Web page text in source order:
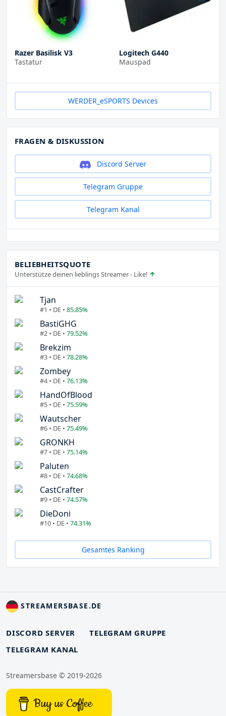
Razer Basilisk V3
Tastatur
Logitech G440
Mauspad
WERDER_eSPORTS Devices
FRAGEN & DISKUSSION
Discord Server
Telegram Gruppe
Telegram Kanal
BELIEBHEITSQUOTE
Unterstütze deinen lieblings Streamer - Like!
Tjan
#1 • DE • 85.85%
BastiGHG
#2 • DE • 79.52%
Brekzim
#3 • DE • 78.28%
Zombey
#4 • DE • 76.13%
HandOfBlood
#5 • DE • 75.59%
Wautscher
#6 • DE • 75.49%
GRONKH
#7 • DE • 75.14%
Paluten
#8 • DE • 74.68%
CastCrafter
#9 • DE • 74.57%
DieDoni
#10 • DE • 74.31%
Gesamtes Ranking
STREAMERSBASE.DE
DISCORD SERVER
TELEGRAM GRUPPE
TELEGRAM KANAL
Streamersbase © 2019-2026
Buy us Coffee